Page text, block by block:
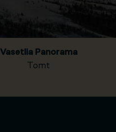
Vasetlia Panorama
Tomt